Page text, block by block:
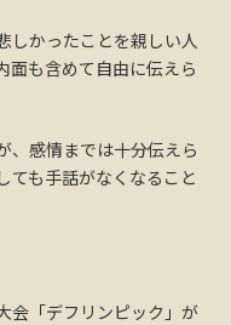
かったことを親しい人
面も含めて自由に伝えら
、感情までは十分伝えら
ても手話がなくなること
会「デフリンピック」が